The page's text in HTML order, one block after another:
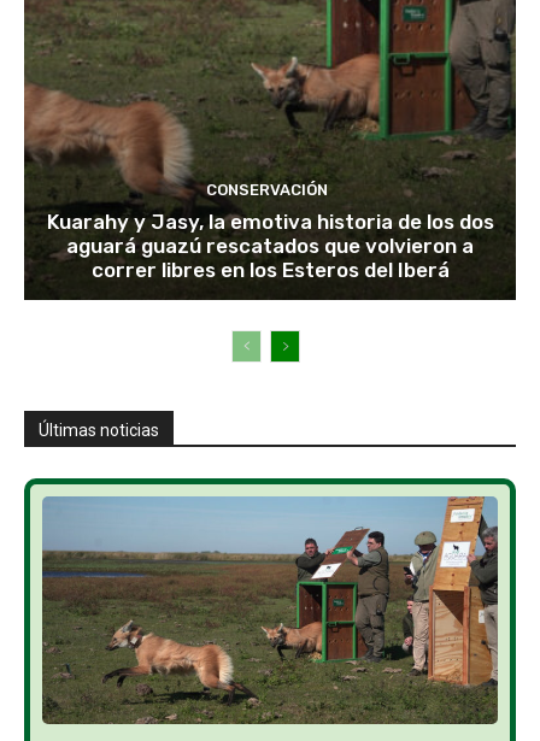
CONSERVACIÓN
Kuarahy y Jasy, la emotiva historia de los dos
aguará guazú rescatados que volvieron a
correr libres en los Esteros del Iberá
Últimas noticias